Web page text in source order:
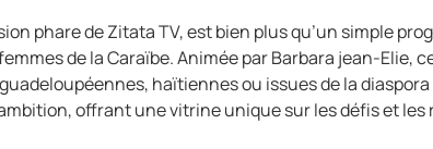
phare de Zitata TV, est bien plus qu’un simple
de la Caraïbe. Animée par Barbara jean-Elie,
haïtiennes ou issues de la
offrant une vitrine unique sur les défis et les